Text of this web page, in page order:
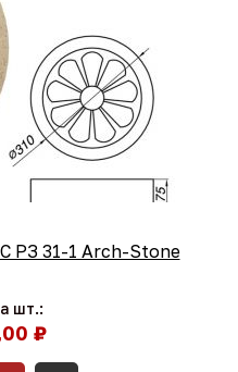
РЗ 31-1 Arch-Stone
шт.:
₽